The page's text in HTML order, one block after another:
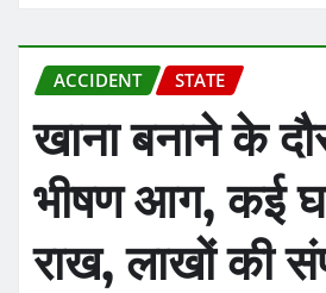
ACCIDENT STATE
खाना बनाने के
भीषण आग, कई
राख, लाखों की